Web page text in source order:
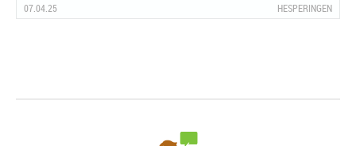
07.04.25 HESPERINGEN